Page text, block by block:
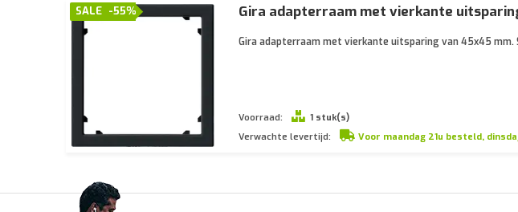
-55%
SALE Gira adapterraam met vierkante
Gira adapterraam met vierkante uitsparing van 45x45
Voorraad:
1 stuk(s)
Verwachte levertijd:
Voor maandag 21u besteld,